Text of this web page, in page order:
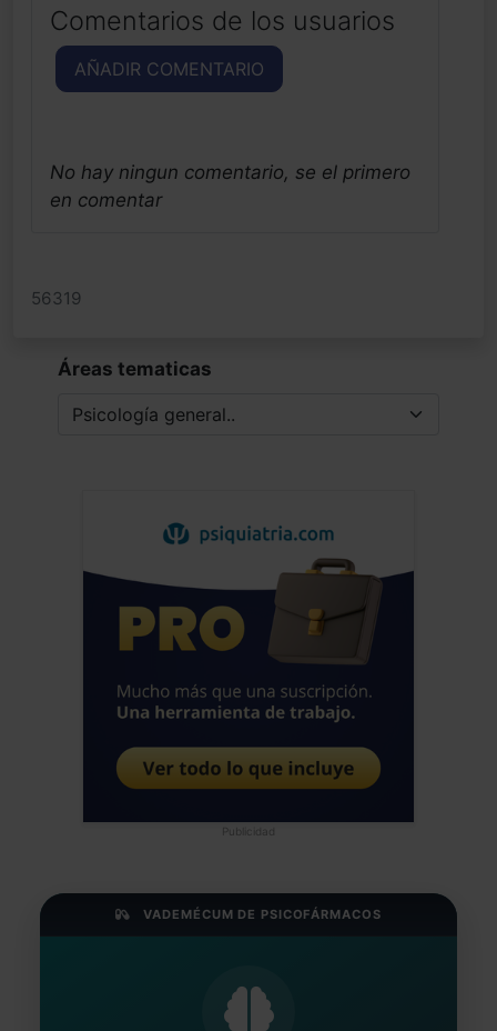
Comentarios de los usuarios
AÑADIR COMENTARIO
No hay ningun comentario, se el primero
en comentar
56319
Áreas tematicas
Publicidad
VADEMÉCUM DE PSICOFÁRMACOS